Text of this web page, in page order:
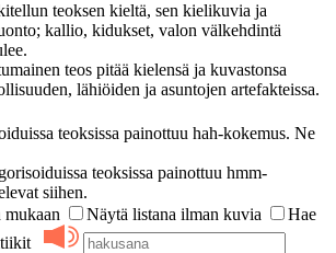
teoksen kieltä, sen kielikuvia ja
kallio, kidukset, valon välkehdintä
teos pitää kielensä ja kuvastonsa
lähiöiden ja asuntojen artefakteissa.
teoksissa painottuu hah-kokemus. Ne
teoksissa painottuu hmm-
siihen.
Näytä listana ilman kuvia
Hae